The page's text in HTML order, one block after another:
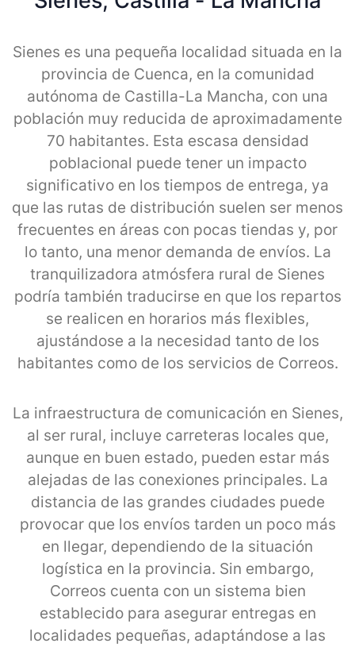
Sienes es una pequeña localidad situada en la
provincia de Cuenca, en la comunidad
autónoma de Castilla-La Mancha, con una
población muy reducida de aproximadamente
70 habitantes. Esta escasa densidad
poblacional puede tener un impacto
significativo en los tiempos de entrega, ya
que las rutas de distribución suelen ser menos
frecuentes en áreas con pocas tiendas y, por
lo tanto, una menor demanda de envíos. La
tranquilizadora atmósfera rural de Sienes
podría también traducirse en que los repartos
se realicen en horarios más flexibles,
ajustándose a la necesidad tanto de los
habitantes como de los servicios de Correos.
La infraestructura de comunicación en Sienes,
al ser rural, incluye carreteras locales que,
aunque en buen estado, pueden estar más
alejadas de las conexiones principales. La
distancia de las grandes ciudades puede
provocar que los envíos tarden un poco más
en llegar, dependiendo de la situación
logística en la provincia. Sin embargo,
Correos cuenta con un sistema bien
establecido para asegurar entregas en
localidades pequeñas, adaptándose a las